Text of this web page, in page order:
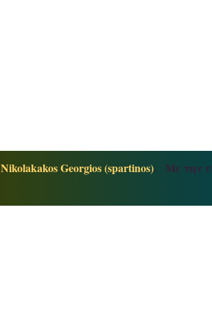
Nikolakakos Georgios (spartinos). Με την